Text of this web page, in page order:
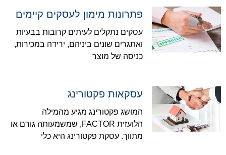
פתרונות מימון לעסקים קיימים
עסקים נתקלים לעיתים קרובות בבעיות
ואתגרים שונים ביניהם, ירידה במכירות,
כניסה של מוצר
עסקאות פקטורינג
המושג פקטורינג מגיע מהמילה
הלועזית FACTOR, שמשמעותה גורם או
מתווך. עסקת פקטורינג היא כלי